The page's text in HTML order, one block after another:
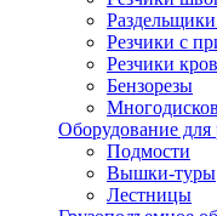
Резчики с
Резчики
Бензорезы
Оборудование для
Подмости
Вышки-туры
Лестницы